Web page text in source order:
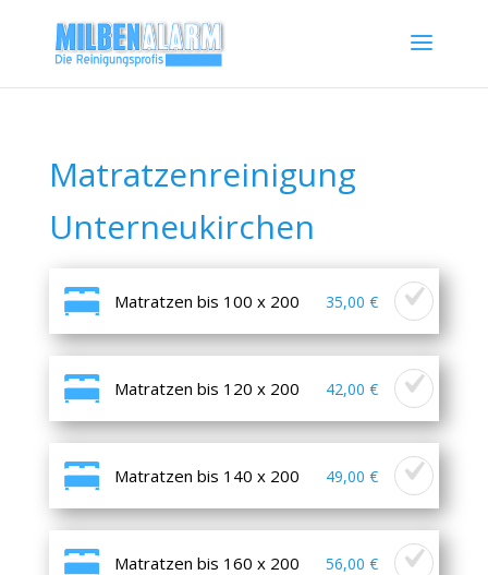
Matratzenreinigung
Unterneukirchen
Matratzen bis 100 x 200 35,00 €
Matratzen bis 120 x 200 42,00 €
Matratzen bis 140 x 200 49,00 €
Matratzen bis 160 x 200 56,00 €